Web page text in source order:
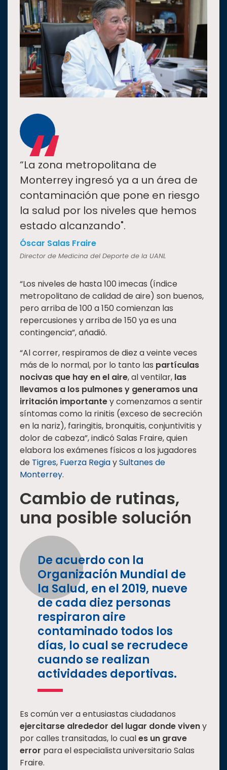
Universiada
Nacional
“
“La zona metropolitana de
Monterrey ingresó ya a un área de
contaminación que pone en riesgo
la salud por los niveles que hemos
estado alcanzando".
Óscar Salas Fraire
Director de Medicina del Deporte de la UANL
“Los niveles de hasta 100 imecas (índice
metropolitano de calidad de aire) son buenos,
pero arriba de 100 a 150 comienzan las
repercusiones y arriba de 150 ya es una
contingencia”, añadió.
“Al correr, respiramos de diez a veinte veces
más de lo normal, por lo tanto las partículas
nocivas que hay en el aire, al ventilar, las
llevamos a los pulmones y generamos una
irritación importantey comenzamos a sentir
síntomas como la rinitis (exceso de secreción
en la nariz), faringitis, bronquitis, conjuntivitis y
dolor de cabeza”, indicó Salas Fraire, quien
elabora los exámenes físicos a los jugadores
de Tigres, Fuerza RegiaySultanes de
Monterrey.
Cambio de rutinas,
una posible solución
De acuerdo con la
Organización Mundial de
la Salud, en el 2019, nueve
de cada diez personas
respiraron aire
contaminado todos los
días, lo cual se recrudece
cuando se realizan
actividades deportivas.
Es común ver a entusiastas ciudadanos
ejercitarse alrededor del lugar donde viveny
por calles transitadas, lo cuales un grave
error para el especialista universitario Salas
Fraire.